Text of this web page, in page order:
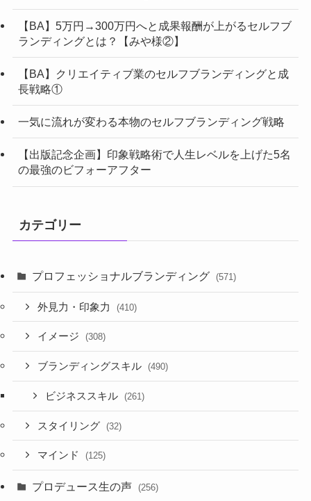
【BA】5万円→300万円へと成果報酬が上がるセルフブ
ランディングとは？【みや様②】
【BA】クリエイティブ業のセルフブランディングと成
長戦略①
一気に流れが変わる本物のセルフブランディング戦略
【出版記念企画】印象戦略術で人生レベルを上げた5名
の最強のビフォーアフター
カテゴリー
プロフェッショナルブランディング (571)
外見力・印象力 (410)
イメージ (308)
ブランディングスキル (490)
ビジネススキル (261)
スタイリング (32)
マインド (125)
プロデュース生の声 (256)